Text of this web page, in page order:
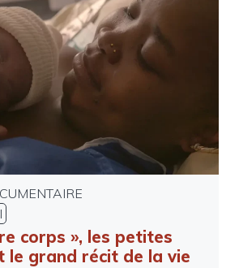
corps », les petites
le grand récit de la vie